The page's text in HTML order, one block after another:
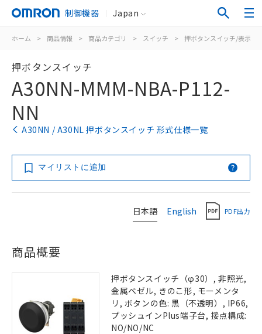
制御機器 Japan
ホーム > 商品情報 > 商品カテゴリ > スイッチ > 押ボタンスイッチ/表示灯
押ボタンスイッチ
A30NN-MMM-NBA-P112-
NN
A30NN / A30NL 押ボタンスイッチ 形式仕様一覧
マイリストに追加
日本語 English PDF出力
商品概要
押ボタンスイッチ（φ30）, 非照光,
金属ベゼル, きのこ形, モーメンタ
リ, ボタンの色: 黒（不透明）, IP66,
プッシュインPlus端子台, 接点構成:
NO/NO/NC